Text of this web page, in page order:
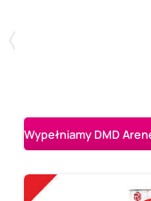
Wypełniamy DMD